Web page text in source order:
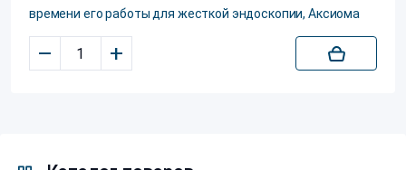
времени его работы для жесткой эндоскопии, Аксиома
– +